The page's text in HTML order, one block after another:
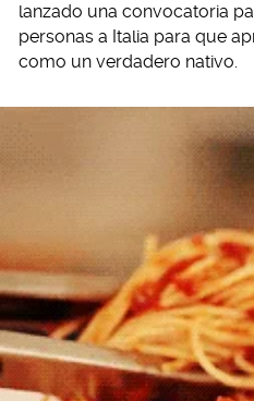
lanzado una convocatoria
personas a Italia para que
como un verdadero nativo.